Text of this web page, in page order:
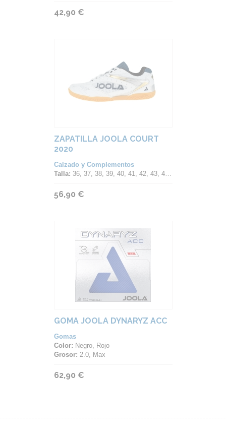
42,90 €
ZAPATILLA JOOLA COURT
2020
Calzado y Complementos
Talla: 36, 37, 38, 39, 40, 41, 42, 43, 44, 45, 46
56,90 €
GOMA JOOLA DYNARYZ ACC
Gomas
Color: Negro, Rojo
Grosor: 2.0, Max
62,90 €